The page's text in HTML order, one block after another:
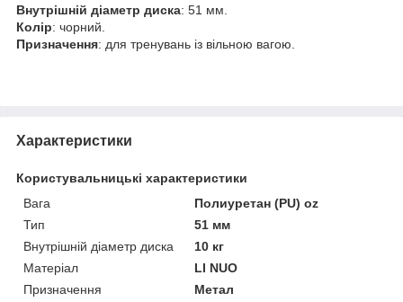
Внутрішній діаметр диска: 51 мм.
Колір: чорний.
Призначення: для тренувань із вільною вагою.
Характеристики
Користувальницькі характеристики
Вага
Полиуретан (PU) oz
Тип
51 мм
Внутрішній діаметр диска
10 кг
Матеріал
LI NUO
Призначення
Метал